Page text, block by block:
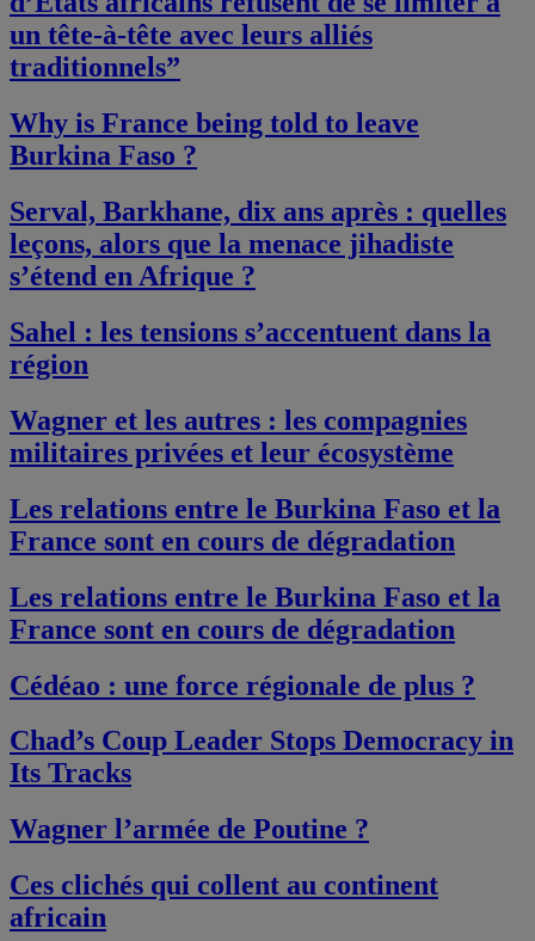
un tête-à-tête avec leurs alliés
traditionnels”
Why is France being told to leave
Burkina Faso ?
Serval, Barkhane, dix ans après : quelles
leçons, alors que la menace jihadiste
s’étend en Afrique ?
Sahel : les tensions s’accentuent dans la
région
Wagner et les autres : les compagnies
militaires privées et leur écosystème
Les relations entre le Burkina Faso et la
France sont en cours de dégradation
Les relations entre le Burkina Faso et la
France sont en cours de dégradation
Cédéao : une force régionale de plus ?
Chad’s Coup Leader Stops Democracy in
Its Tracks
Wagner l’armée de Poutine ?
Ces clichés qui collent au continent
africain